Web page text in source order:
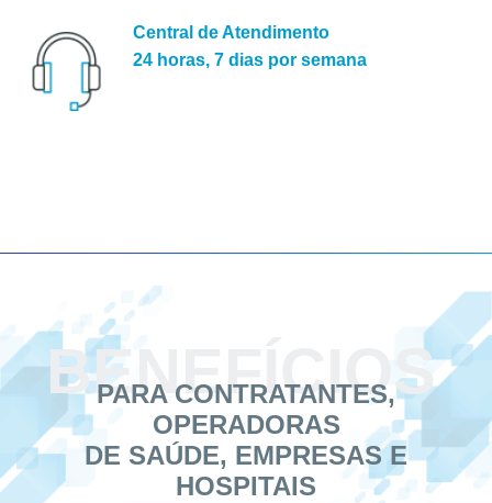
Central de Atendimento
24 horas, 7 dias por semana
BENEFÍCIOS
PARA CONTRATANTES,
OPERADORAS
DE SAÚDE, EMPRESAS E
HOSPITAIS